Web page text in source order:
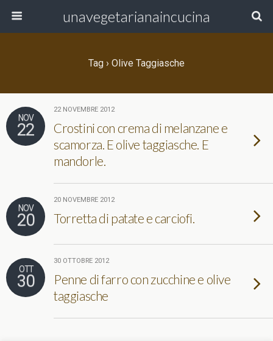
unavegetarianaincucina
Tag › Olive Taggiasche
NOV
22
22 NOVEMBRE 2012
Crostini con crema di melanzane e
scamorza. E olive taggiasche. E
mandorle.
NOV
20
20 NOVEMBRE 2012
Torretta di patate e carciofi.
OTT
30
30 OTTOBRE 2012
Penne di farro con zucchine e olive
taggiasche